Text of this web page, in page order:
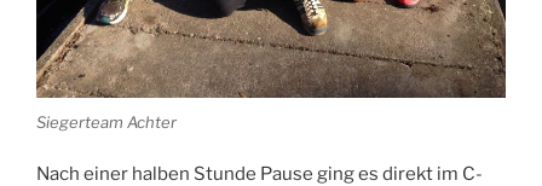
Siegerteam Achter
Nach einer halben Stunde Pause ging es direkt im C-